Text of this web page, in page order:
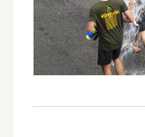
架
設
機